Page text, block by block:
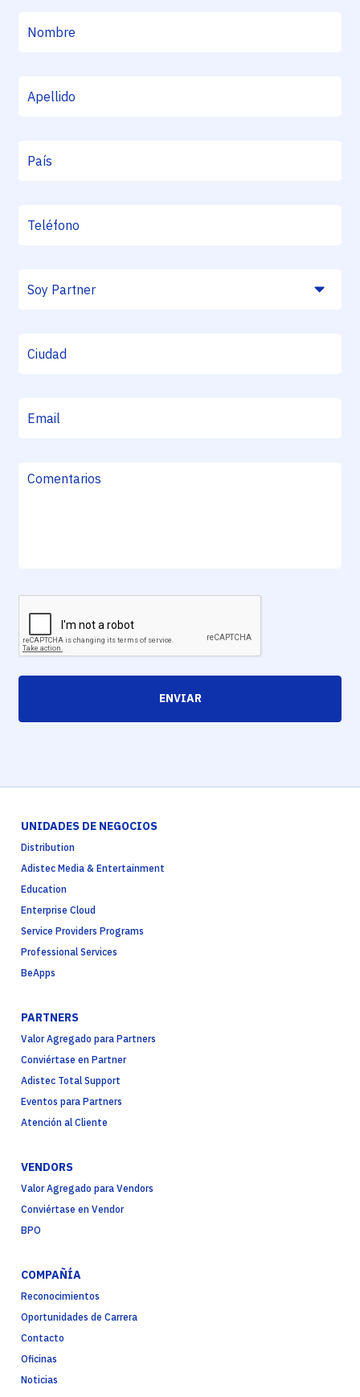
ENVIAR
UNIDADES DE NEGOCIOS
Distribution
Adistec Media & Entertainment
Education
Enterprise Cloud
Service Providers Programs
Professional Services
BeApps
PARTNERS
Valor Agregado para Partners
Conviértase en Partner
Adistec Total Support
Eventos para Partners
Atención al Cliente
VENDORS
Valor Agregado para Vendors
Conviértase en Vendor
BPO
COMPAÑÍA
Reconocimientos
Oportunidades de Carrera
Contacto
Oficinas
Noticias